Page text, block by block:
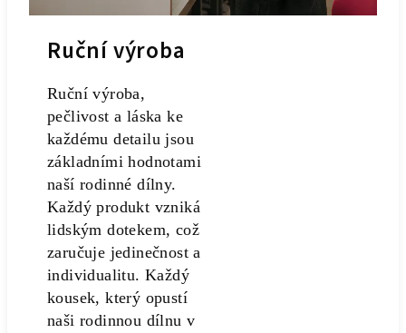
Ruční výroba
Ruční výroba,
pečlivost a láska ke
každému detailu jsou
základními hodnotami
naší rodinné dílny.
Každý produkt vzniká
lidským dotekem, což
zaručuje jedinečnost a
individualitu. Každý
kousek, který opustí
naši rodinnou dílnu v